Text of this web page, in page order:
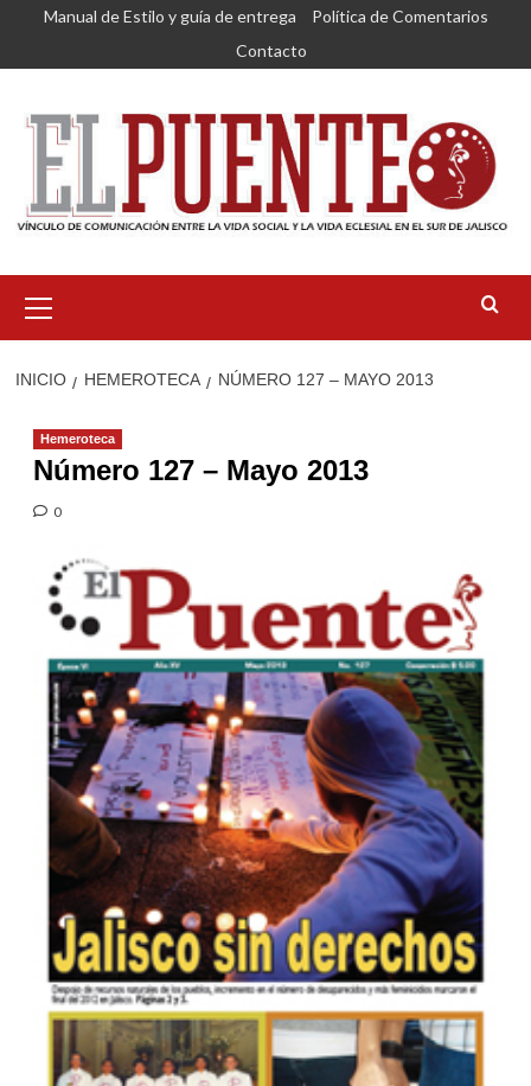
Saltar
contenido
Manual de Estilo y guía de entrega
Política de Comentarios
Contacto
primario
INICIO HEMEROTECA NÚMERO 127 – MAYO 2013
Hemeroteca
Número 127 – Mayo 2013
0